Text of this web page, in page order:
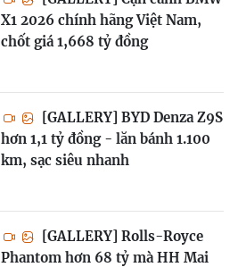
X1 2026 chính hãng Việt Nam,
chốt giá 1,668 tỷ đồng
[GALLERY] BYD Denza Z9S
hơn 1,1 tỷ đồng - lăn bánh 1.100
km, sạc siêu nhanh
[GALLERY] Rolls-Royce
Phantom hơn 68 tỷ mà HH Mai